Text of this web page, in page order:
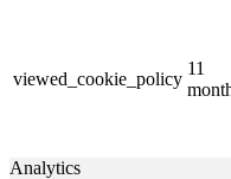
viewed_cookie_policy
11
Analytics